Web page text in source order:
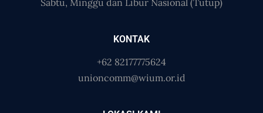
KONTAK
+62 82177775624
unioncomm@wium.or.id